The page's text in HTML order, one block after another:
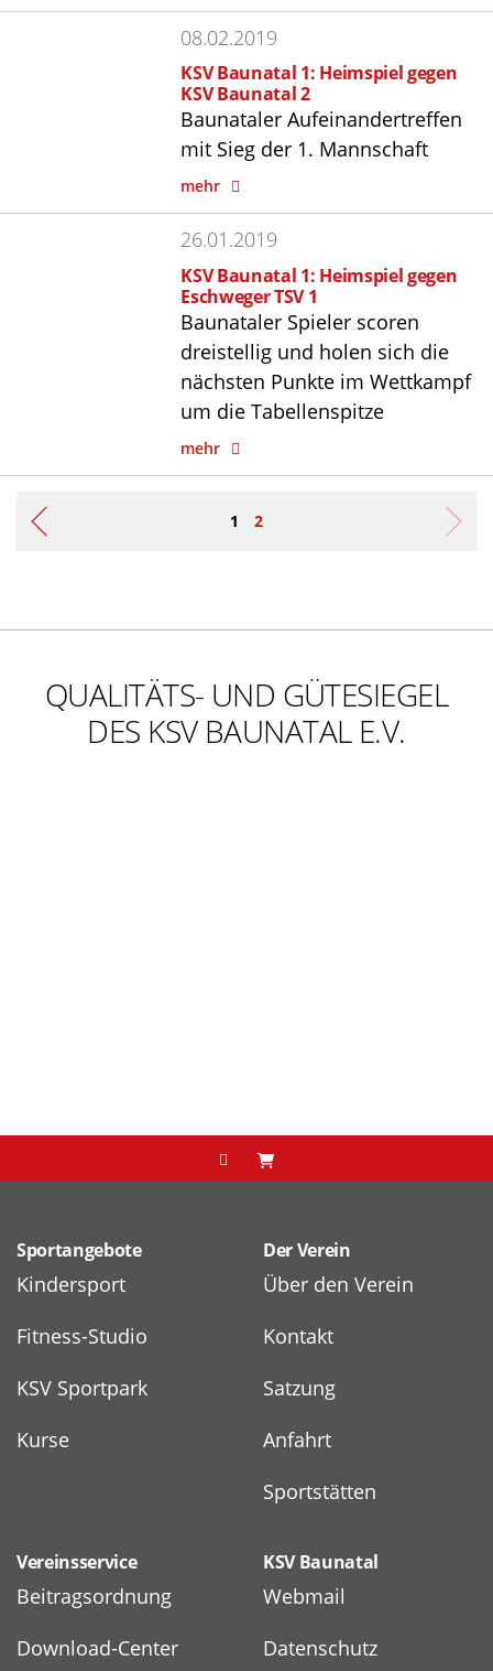
08.02.2019
KSV Baunatal 1: Heimspiel gegen
KSV Baunatal 2
Baunataler Aufeinandertreffen
mit Sieg der 1. Mannschaft
mehr
26.01.2019
KSV Baunatal 1: Heimspiel gegen
Eschweger TSV 1
Baunataler Spieler scoren
dreistellig und holen sich die
nächsten Punkte im Wettkampf
um die Tabellenspitze
mehr
1 2
QUALITÄTS- UND GÜTESIEGEL
DES KSV BAUNATAL E.V.
Sportangebote
Kindersport
Fitness-Studio
KSV Sportpark
Kurse
Der Verein
Über den Verein
Kontakt
Satzung
Anfahrt
Sportstätten
Vereinsservice
Beitragsordnung
Download-Center
KSV Baunatal
Webmail
Datenschutz